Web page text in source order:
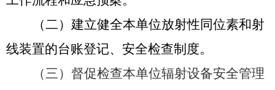
（二） 建立健全本单位放射性同位素和射
线装置的台账登记、安全检查制度。
（三）督促检查本单位辐射设备安全管理